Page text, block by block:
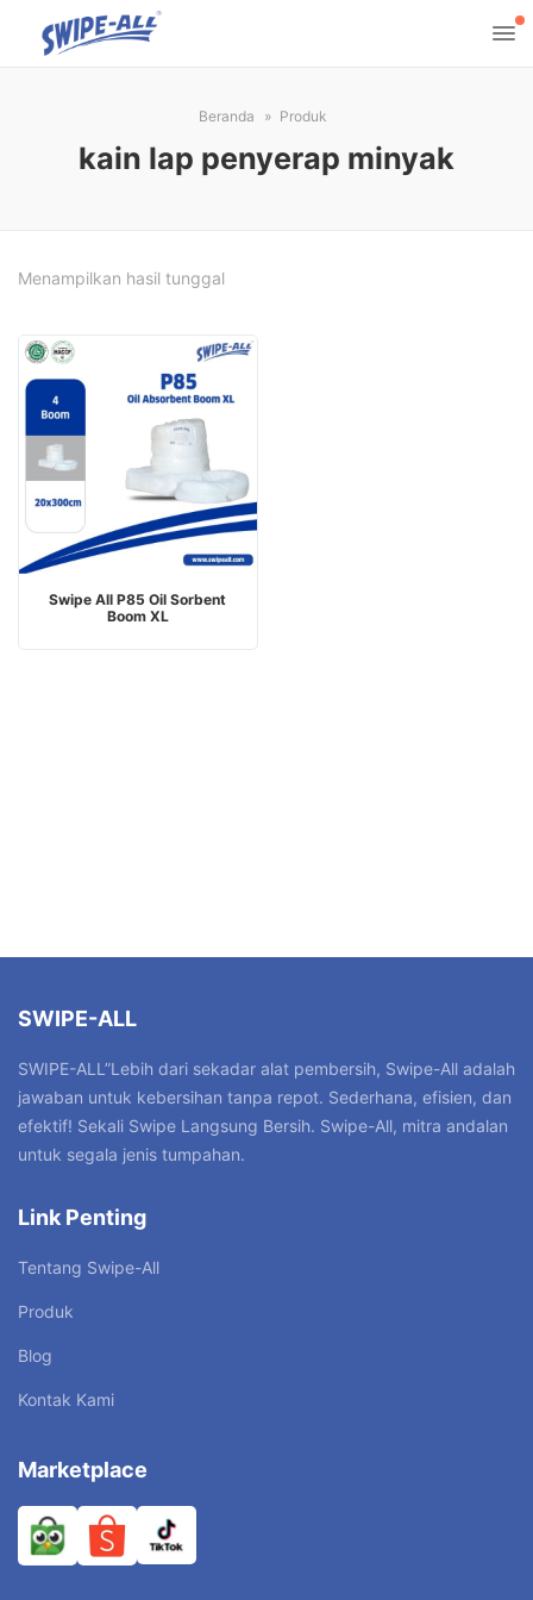
Beranda Produk
kain lap penyerap minyak
Menampilkan hasil tunggal
Swipe All P85 Oil Sorbent
Boom XL
SWIPE-ALL
SWIPE-ALL”Lebih dari sekadar alat pembersih, Swipe-All adalah
jawaban untuk kebersihan tanpa repot. Sederhana, efisien, dan
efektif! Sekali Swipe Langsung Bersih. Swipe-All, mitra andalan
untuk segala jenis tumpahan.
Link Penting
Tentang Swipe-All
Produk
Blog
Kontak Kami
Marketplace